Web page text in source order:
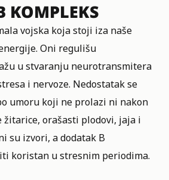
vojska koja stoji iza naše
Oni regulišu
u stvaranju neurotransmitera
i nervoze. Nedostatak se
umoru koji ne prolazi ni nakon
žitarice, orašasti plodovi, jaja i
su izvori, a dodatak B
koristan u stresnim periodima.